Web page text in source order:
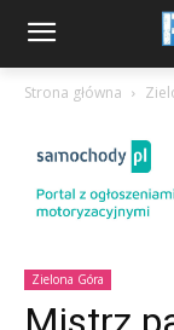
Strona główna
Zielona Góra